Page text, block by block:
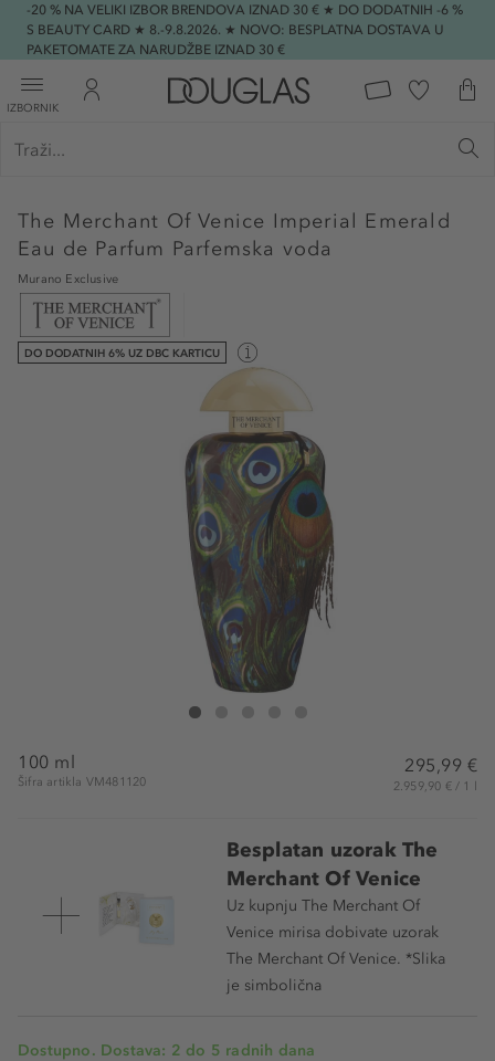
-20 % NA VELIKI IZBOR BRENDOVA IZNAD 30 € ★ DO DODATNIH -6 %
S BEAUTY CARD ★ 8.-9.8.2026. ★ NOVO: BESPLATNA DOSTAVA U
PAKETOMATE ZA NARUDŽBE IZNAD 30 €
IZBORNIK
The Merchant Of Venice Imperial Emerald
Eau de Parfum Parfemska voda
Murano Exclusive
DO DODATNIH 6% UZ DBC KARTICU
The Merchant Of Venice Imperial Emerald Eau de Parfum
100 ml
Šifra artikla VM481120
295,99 €
2.959,90 € / 1 l
Besplatan uzorak The
Merchant Of Venice
Uz kupnju The Merchant Of
Venice mirisa dobivate uzorak
The Merchant Of Venice. *Slika
je simbolična
Dostupno. Dostava: 2 do 5 radnih dana